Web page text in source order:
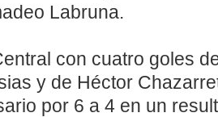
Labruna.
con cuatro goles
y de Héctor
por 6 a 4 en un